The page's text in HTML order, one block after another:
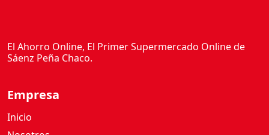
El Ahorro Online, El Primer Supermercado Online de
Sáenz Peña Chaco.
Empresa
Inicio